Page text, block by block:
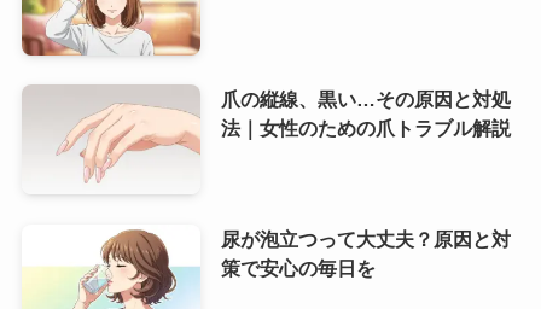
爪の縦線、黒い…その原因と対処
法｜女性のための爪トラブル解説
尿が泡立つって大丈夫？原因と対
策で安心の毎日を